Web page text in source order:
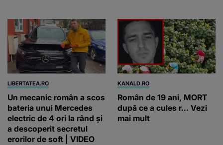
LIBERTATEA.RO
Un mecanic român a scos
bateria unui Mercedes
electric de 4 ori la rând și
a descoperit secretul
erorilor de soft | VIDEO
KANALD.RO
Român de 19 ani, MORT
după ce a cules r... Vezi
mai mult